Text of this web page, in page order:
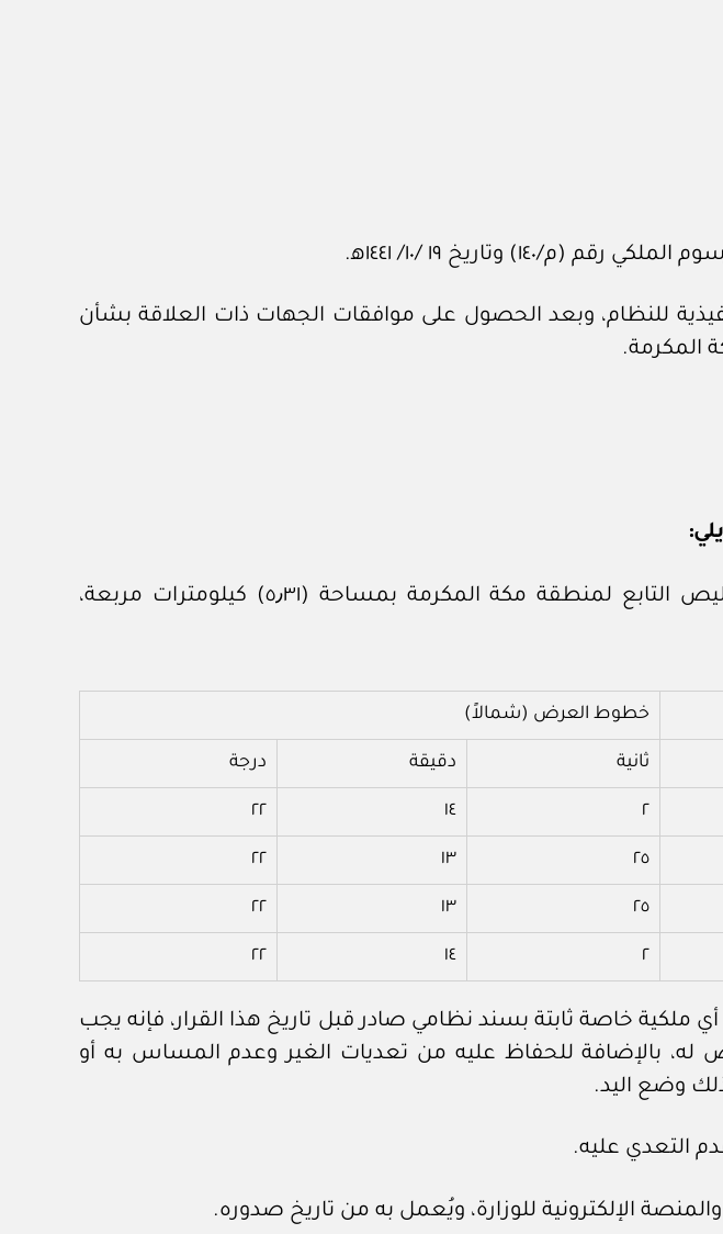
وتاريخ ١٩ /١٠/ ١٤٤١ﻫ.
للنظام، وبعد الحصول على موافقات الجهات ذات العلاقة بشأن
المكرمة.
أولاً: تخصيص موقع مجمع خام الرمل بوادي ريحي الواقع بمحافظة خليص التابع لمنطقة مكة المكرمة بمساحة (٥٫٣١) كيلومترات مربعة،
خطوط العرض (شمالاً)
ثانية دقيقة درجة
٢ ١٤ ٢٢
٢٥ ١٣ ٢٢
٢٥ ١٣ ٢٢
٢ ١٤ ٢٢
ملكية خاصة ثابتة بسند نظامي صادر قبل تاريخ هذا القرار، فإنه يجب
له، بالإضافة للحفاظ عليه من تعديات الغير وعدم المساس به أو
وضع اليد.
التعدي عليه.
الإلكترونية للوزارة، ويُعمل به من تاريخ صدوره.